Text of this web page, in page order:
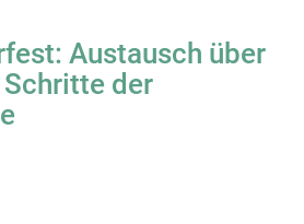
Austausch über
der